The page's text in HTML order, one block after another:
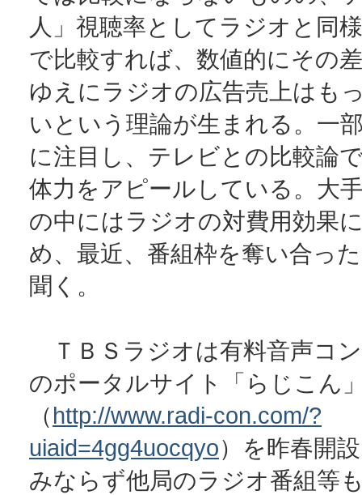
人」視聴率としてラジオと同
で比較すれば、数値的にその
ゆえにラジオの広告売上はも
いという理論が生まれる。一
に注目し、テレビとの比較論
体力をアピールしている。大
の中にはラジオの対費用効果
め、最近、番組枠を奪い合っ
聞く。
ＴＢＳラジオは有料音声コ
のポータルサイト「らじこん
（http://www.radi-con.com/?
uiaid=4gg4uocqyo）を昨春開
みならず他局のラジオ番組等